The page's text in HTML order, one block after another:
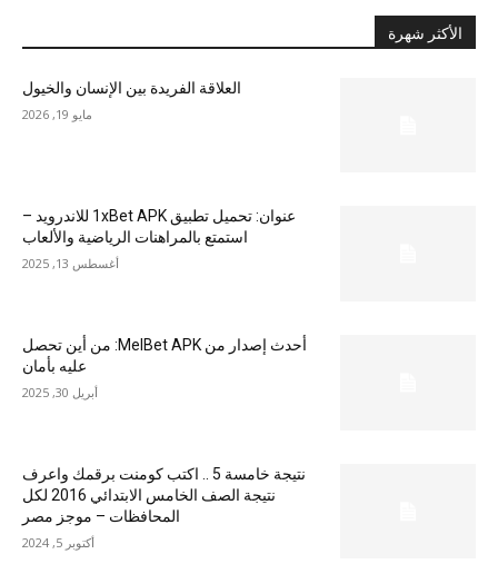
الأكثر شهرة
العلاقة الفريدة بين الإنسان والخيول
مايو 19, 2026
عنوان: تحميل تطبيق 1xBet APK للاندرويد –
استمتع بالمراهنات الرياضية والألعاب
أغسطس 13, 2025
أحدث إصدار من MelBet APK: من أين تحصل
عليه بأمان
أبريل 30, 2025
نتيجة خامسة 5 .. اكتب كومنت برقمك واعرف
نتيجة الصف الخامس الابتدائي 2016 لكل
المحافظات – موجز مصر
أكتوبر 5, 2024